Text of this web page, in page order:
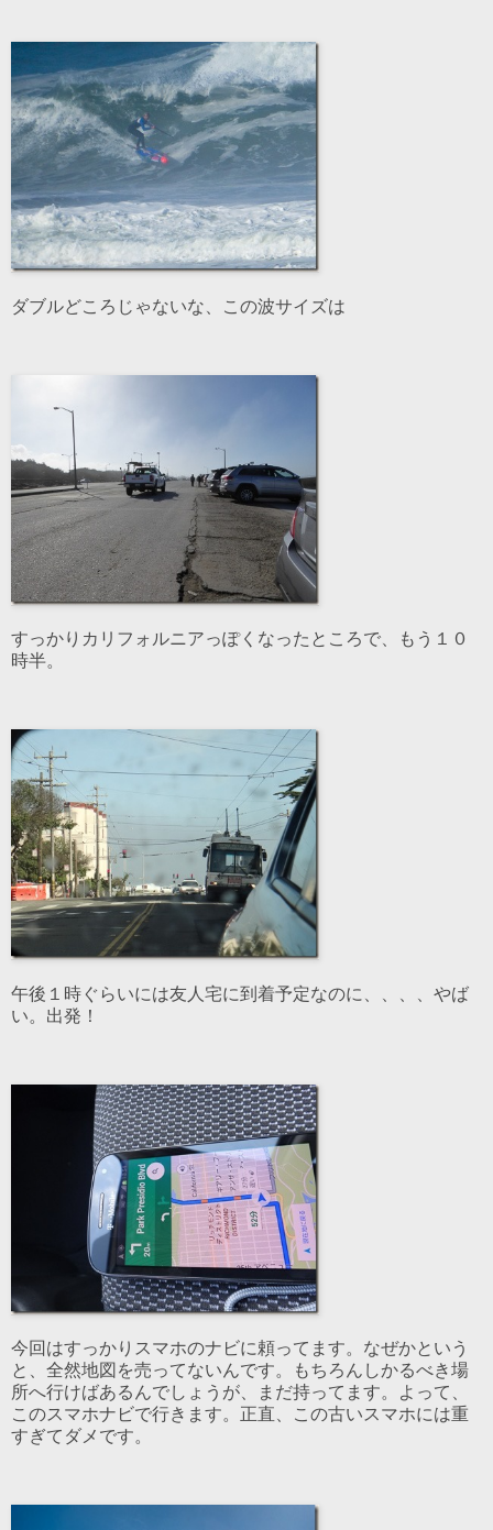
ダブルどころじゃないな、この波サイズは
すっかりカリフォルニアっぽくなったところで、もう１０
時半。
午後１時ぐらいには友人宅に到着予定なのに、、、、やば
い。出発！
今回はすっかりスマホのナビに頼ってます。なぜかという
と、全然地図を売ってないんです。もちろんしかるべき場
所へ行けばあるんでしょうが、まだ持ってます。よって、
このスマホナビで行きます。正直、この古いスマホには重
すぎてダメです。